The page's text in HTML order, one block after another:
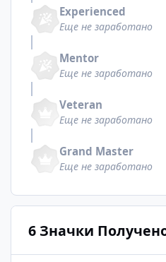
Experienced
Еще не заработано
Mentor
Еще не заработано
Veteran
Еще не заработано
Grand Master
Еще не заработано
6 Значки